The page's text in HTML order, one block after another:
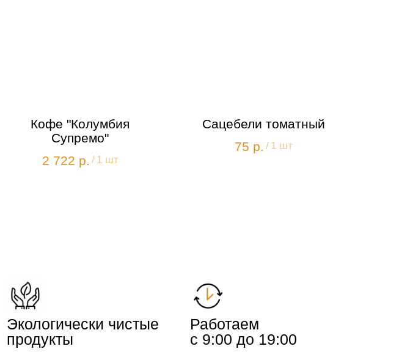
Кофе "Колумбия
Супремо"
2 722 р. / 1 шт
Сацебели томатный
75 р. / 1 шт
Экологически чистые
продукты
Работаем
с 9:00 до 19:00